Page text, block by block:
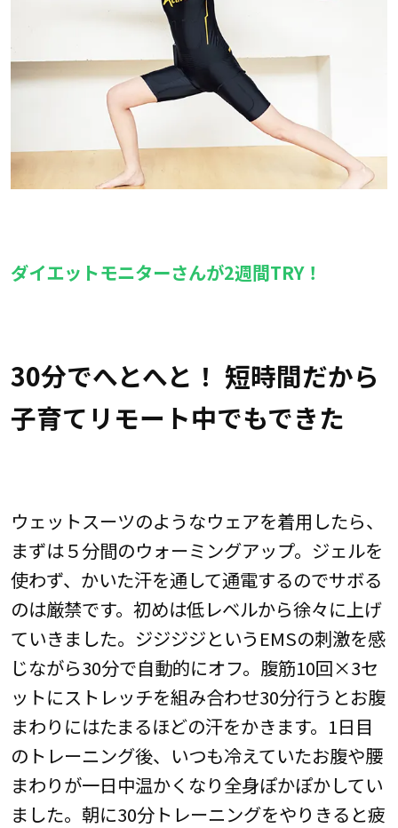
ダイエットモニターさんが2週間TRY！
30分でへとへと！ 短時間だから
子育てリモート中でもできた
ウェットスーツのようなウェアを着用したら、
まずは５分間のウォーミングアップ。ジェルを
使わず、かいた汗を通して通電するのでサボる
のは厳禁です。初めは低レベルから徐々に上げ
ていきました。ジジジジというEMSの刺激を感
じながら30分で自動的にオフ。腹筋10回×3セ
ットにストレッチを組み合わせ30分行うとお腹
まわりにはたまるほどの汗をかきます。1日目
のトレーニング後、いつも冷えていたお腹や腰
まわりが一日中温かくなり全身ぽかぽかしてい
ました。朝に30分トレーニングをやりきると疲